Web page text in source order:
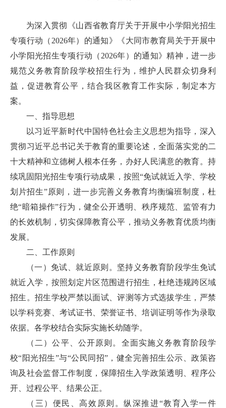
为深入贯彻《山西省教育厅关于开展中小学阳光招生
专项行动（2026年）的通知》《大同市教育局关于开展中
小学阳光招生专项行动（2026年）的通知》精神，进一步
规范义务教育阶段学校招生行为，维护人民群众切身利
益，促进教育公平，结合我区教育工作实际，制定本方
案。
一、指导思想
以习近平新时代中国特色社会主义思想为指导，深入
贯彻习近平总书记关于教育的重要论述，全面落实党的二
十大精神和立德树人根本任务，办好人民满意的教育。持
续巩固阳光招生专项行动成果，按照“免试就近入学、学校
划片招生”原则，进一步完善义务教育均衡编班制度，杜
绝“暗箱操作”行为，健全公开透明、秩序规范、监管有力
的长效机制，切实保障教育公平，推动义务教育优质均衡
发展。
二、工作原则
（一）免试、就近原则。坚持义务教育阶段学生免试
就近入学，按照划定片区范围进行招生，杜绝违规跨区域
招生。招生学校严禁以面试、评测等方式选拔学生，严禁
以学科竞赛、考试证书、荣誉证书、培训证明等作为录取
依据。各学校结合实际实施长幼随学。
（二）公平、公开原则。全面实施义务教育阶段学
校“阳光招生”与“公民同招”，健全完善招生公示、政策咨
询及社会监督工作制度，保障招生入学政策透明、程序公
开、过程公平、结果公正。
（三）便民、高效原则。纵深推进“教育入学一件